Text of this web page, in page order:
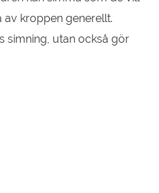
av kroppen generellt.
simning, utan också gör